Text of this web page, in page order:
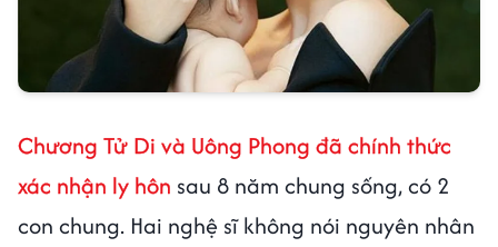
Chương Tử Di và Uông Phong đã chính thức
xác nhận ly hôn sau 8 năm chung sống, có 2
con chung. Hai nghệ sĩ không nói nguyên nhân